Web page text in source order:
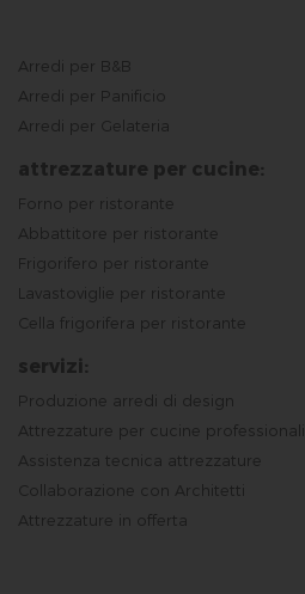
Arredi per B&B
Arredi per Panificio
Arredi per Gelateria
attrezzature per cucine:
Forno per ristorante
Abbattitore per ristorante
Frigorifero per ristorante
Lavastoviglie per ristorante
Cella frigorifera per ristorante
servizi:
Produzione arredi di design
Attrezzature per cucine professionali
Assistenza tecnica attrezzature
Collaborazione con Architetti
Attrezzature in offerta